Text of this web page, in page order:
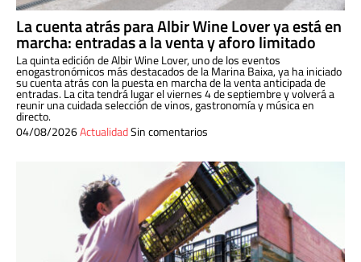
La cuenta atrás para Albir Wine Lover ya está en
marcha: entradas a la venta y aforo limitado
La quinta edición de Albir Wine Lover, uno de los eventos
enogastronómicos más destacados de la Marina Baixa, ya ha iniciado
su cuenta atrás con la puesta en marcha de la venta anticipada de
entradas. La cita tendrá lugar el viernes 4 de septiembre y volverá a
reunir una cuidada selección de vinos, gastronomía y música en
directo.
04/08/2026ActualidadSin comentarios